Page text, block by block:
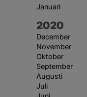
Januari
År:
2020
December
November
Oktober
September
Augusti
Juli